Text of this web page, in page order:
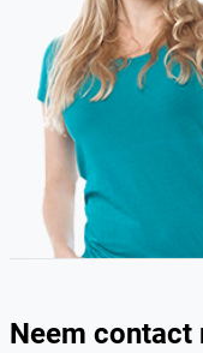
Neem contact